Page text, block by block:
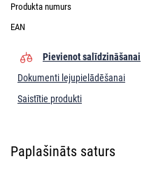
Produkta numurs
EAN
Pievienot salīdzināšanai
Dokumenti lejupielādēšanai
Saistītie produkti
Paplašināts saturs